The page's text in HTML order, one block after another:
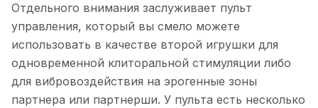
Отдельного внимания заслуживает пульт
управления, который вы смело можете
использовать в качестве второй игрушки для
одновременной клиторальной стимуляции либо
для вибровоздействия на эрогенные зоны
партнера или партнерши. У пульта есть несколько